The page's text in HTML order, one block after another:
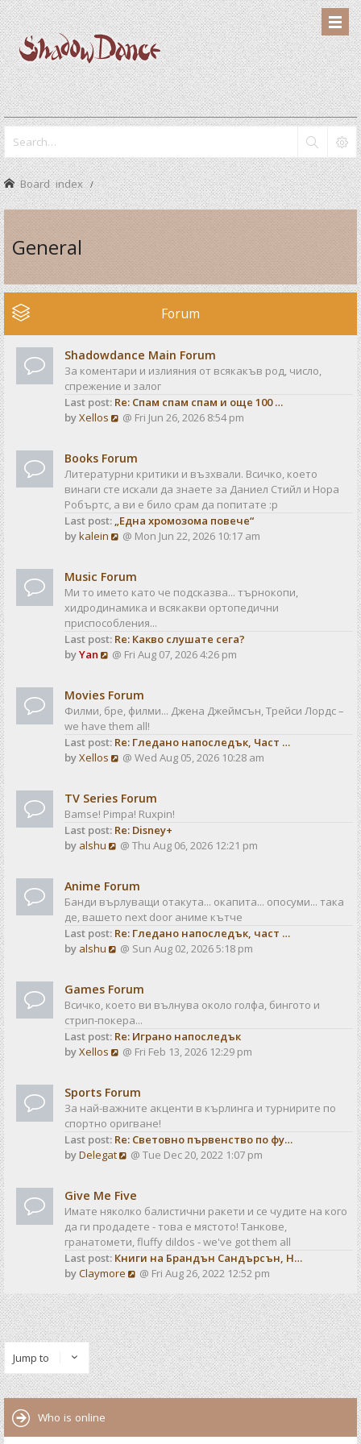
Board index
General
Forum
Shadowdance Main Forum
За коментари и излияния от всякакъв род, число,
спрежение и залог
Last post: Re: Спам спам спам и още 100 …
byXellos
V
w
t
h
e
l
a
s
t
p
o
s
t
@ Fri Jun 26, 2026 8:54 pm
Books Forum
Литературни критики и възхвали. Всичко, което
винаги сте искали да знаете за Даниел Стийл и Нора
Робъртс, а ви е било срам да попитате :р
Last post: „Една хромозома повече“
bykalein
V
w
t
h
e
l
a
s
t
p
o
s
@ Mon Jun 22, 2026 10:17 am
Music Forum
Ми то името като че подсказва... търнокопи,
хидродинамика и всякакви ортопедични
приспособления...
Last post: Re: Какво слушате сега?
byYan
V
w
t
h
e
e
s
t
p
s
@ Fri Aug 07, 2026 4:26 pm
Movies Forum
Филми, бре, филми... Джена Джеймсън, Трейси Лордс –
we have them all!
Last post: Re: Гледано напоследък, Част …
byXellos
V
w
t
h
e
e
s
t
p
s
t
@ Wed Aug 05, 2026 10:28 am
TV Series Forum
Bamse! Pimpa! Ruxpin!
Last post: Re: Disney+
by alshu
V
w
t
h
e
e
s
t
p
o
t
@ Thu Aug 06, 2026 12:21 pm
Anime Forum
Банди върлуващи отакута... окапита... опосуми... така
де, вашето next door аниме кътче
Last post: Re: Гледано напоследък, част …
by alshu
V
w
t
h
e
l
e
s
t
p
o
t
@ Sun Aug 02, 2026 5:18 pm
Games Forum
Всичко, което ви вълнува около голфа, бингото и
стрип-покера...
Last post: Re: Играно напоследък
byXellos
V
w
t
h
e
l
t
e
s
t
p
o
s
t
@ Fri Feb 13, 2026 12:29 pm
Sports Forum
За най-важните акценти в кърлинга и турнирите по
спортно оригване!
Last post: Re: Световно първенство по фу…
byDelegat
V
w
t
h
e
l
a
t
e
s
t
p
o
s
t
@ Tue Dec 20, 2022 1:07 pm
Give Me Five
Имате няколко балистични ракети и се чудите на кого
да ги продадете - това е мястото! Танкове,
гранатомети, fluffy dildos - we've got them all
Last post: Книги на Брандън Сандърсън, Н…
byClaymore
V
e
w
t
h
e
l
a
s
@ Fri Aug 26, 2022 12:52 pm
Jump to
Who is online